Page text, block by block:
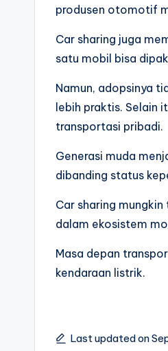
produsen otomotif
Car sharing juga
satu mobil bisa
Namun, adopsinya
lebih praktis. Selain
transportasi pribadi.
Generasi muda
dibanding status
Car sharing
dalam ekosistem
Masa depan
kendaraan listrik.
Last updated on